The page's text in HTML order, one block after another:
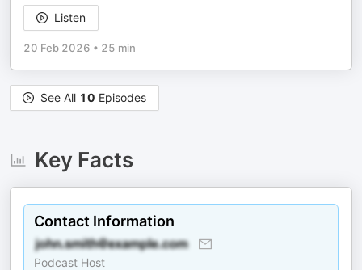
Listen
20 Feb 2026 • 25 min
See All 10 Episodes
Key Facts
Contact Information
Podcast Host